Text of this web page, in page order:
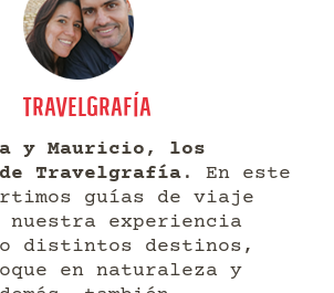
TRAVELGRAFÍA
y Mauricio, los
Travelgrafía . En este
guías de viaje
nuestra experiencia
distintos destinos,
en naturaleza y